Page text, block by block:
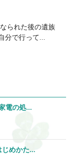
られた後の遺族
分で行って...
電の処...
じめかた...